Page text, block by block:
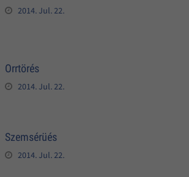
2014. Jul. 22.
Orrtörés
2014. Jul. 22.
Szemsérüés
2014. Jul. 22.